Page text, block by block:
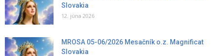
Slovakia
12. júna 2026
MROSA 05-06/2026 Mesačník o.z. Magnificat
Slovakia